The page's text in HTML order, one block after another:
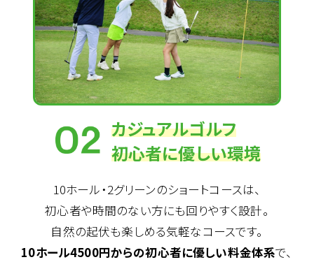
カジュアルゴルフ
初心者に優しい環境
10ホール・2グリーンのショートコースは、
初心者や時間のない方にも回りやすく設計。
自然の起伏も楽しめる気軽なコースです。
10ホール4500円からの初心者に優しい料金体系で、